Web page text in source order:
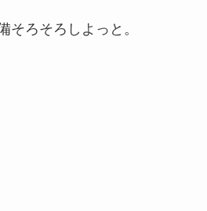
そろそろしよっと。